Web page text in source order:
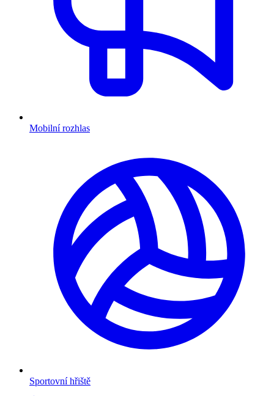
Mobilní rozhlas
Sportovní hřiště